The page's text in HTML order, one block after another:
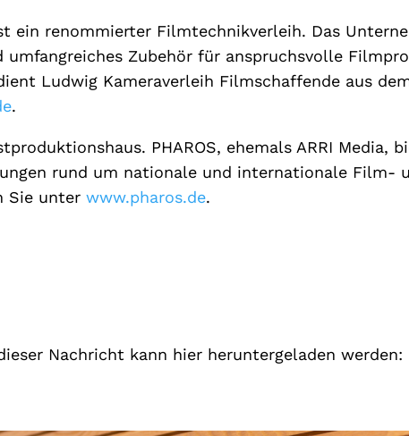
ein renommierter Filmtechnikverleih. Das
Zubehör für anspruchsvolle
Ludwig Kameraverleih Filmschaffende aus
.
PHAROS, ehemals ARRI Media,
rund um nationale und internationale Film-
Sie unterwww.pharos.de.
Nachricht kann hier heruntergeladen werden: